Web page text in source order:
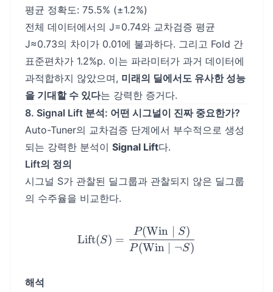
평균 정확도: 75.5% (±1.2%)
전체 데이터에서의 J=0.74와 교차검증 평균
J≈0.73의 차이가 0.01에 불과하다. 그리고 Fold 간
표준편차가 1.2%p. 이는 파라미터가 과거 데이터에
과적합하지 않았으며, 미래의 딜에서도 유사한 성능
을 기대할 수 있다는 강력한 증거다.
8. Signal Lift 분석: 어떤 시그널이 진짜 중요한가?
Auto-Tuner의 교차검증 단계에서 부수적으로 생성
되는 강력한 분석이 Signal Lift다.
Lift의 정의
시그널 S가 관찰된 딜그룹과 관찰되지 않은 딜그룹
의 수주율을 비교한다.
\text{Lift}(S) =
Lift(S) =
P(Win ¬S)
P(Win S)
해석